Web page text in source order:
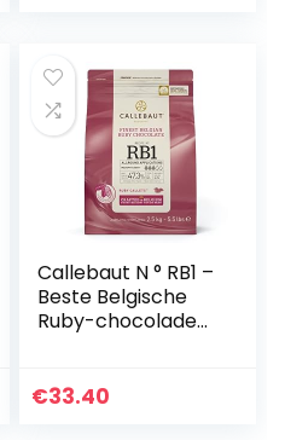
Callebaut N ° RB1 –
Beste Belgische
Ruby-chocolade
Finest Belgian
€33.40